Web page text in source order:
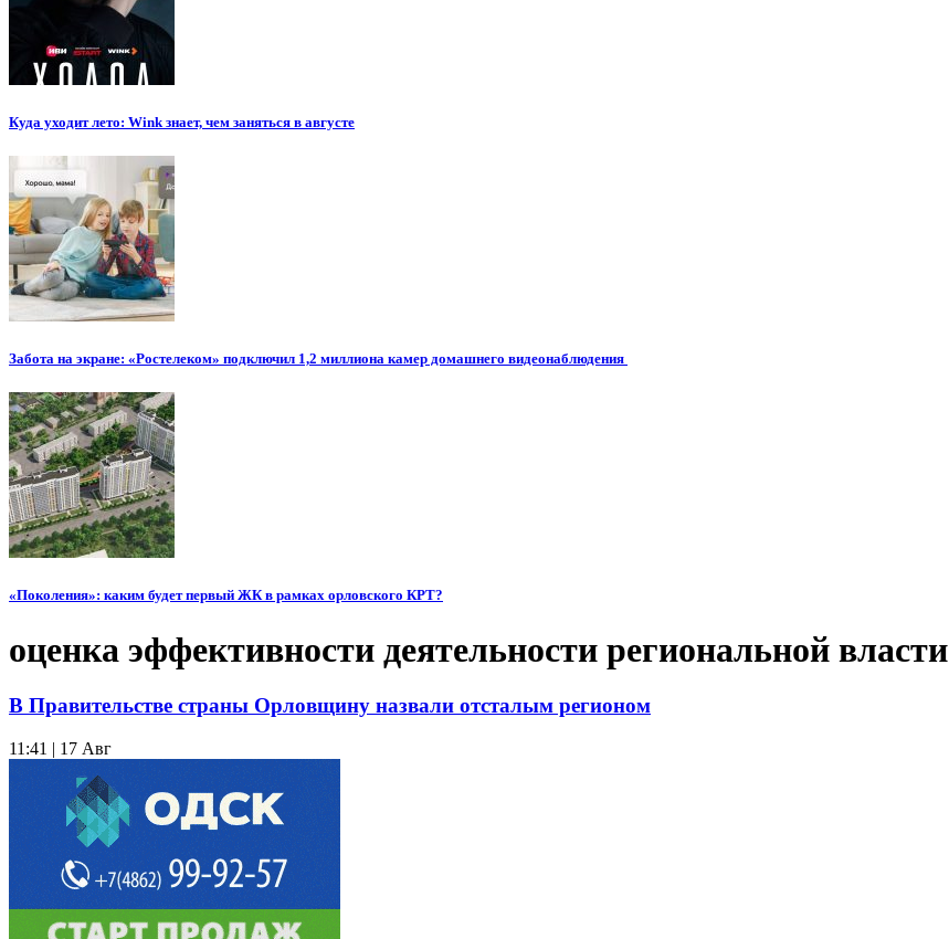
Куда уходит лето: Wink знает, чем заняться в августе
Забота на экране: «Ростелеком» подключил 1,2 миллиона камер домашнего видеонаблюдения
«Поколения»: каким будет первый ЖК в рамках орловского КРТ?
оценка эффективности деятельности региональной власти
В Правительстве страны Орловщину назвали отсталым регионом
11:41 | 17 Авг